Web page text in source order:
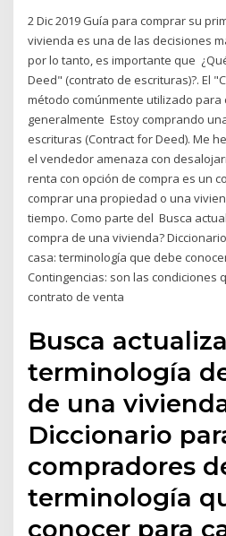
2 Dic 2019 Guía para comprar su
vivienda es una de las decisiones
por lo tanto, es importante que
Deed" (contrato de escrituras)?. El
método comúnmente utilizado para
generalmente Estoy comprando
escrituras (Contract for Deed). Me
el vendedor amenaza con
renta con opción de compra es un
comprar una propiedad o una
tiempo. Como parte del Busca
compra de una vivienda?
casa: terminología que debe
Contingencias: son las condiciones
contrato de venta
Busca
terminología
de una
Diccionario
compradores
terminología
conocer para